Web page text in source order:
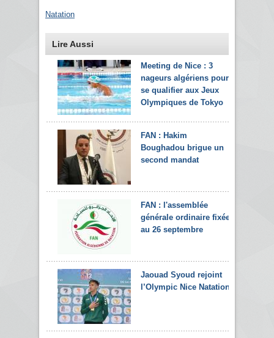
Natation
Lire Aussi
Meeting de Nice : 3
nageurs algériens pour
se qualifier aux Jeux
Olympiques de Tokyo
FAN : Hakim
Boughadou brigue un
second mandat
FAN : l'assemblée
générale ordinaire fixée
au 26 septembre
Jaouad Syoud rejoint
l’Olympic Nice Natation